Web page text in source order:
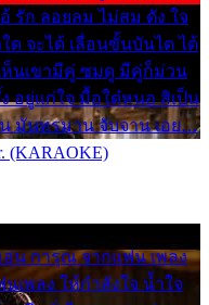
รัก ลอยลม ไม่สม ดัง ใจ
ด จะได้ เลื่อนขั้นบันได ได้
ห็นเขามีคู่ ซมดู มีคู่ก็ม่วน
อยู่แก่ใจ มื้อใด๋หนอ สิเป็น
น มันทรมาน จับจาน เอย…
(KARAOKE)
น การุณ จากแฟน เพลง
เพลง ให้กำลังใจ น้ำใจ